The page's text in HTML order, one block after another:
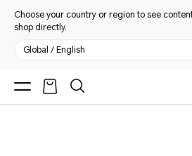
Choose your country or region to see
shop directly.
Global / English